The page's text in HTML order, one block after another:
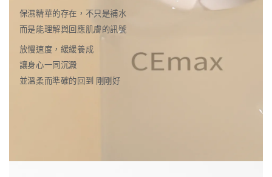
保濕精華的存在，不只是補水
而是能理解與回應肌膚的訊號
放慢速度，緩緩養成
讓身心一同沉澱
並溫柔而準確的回到 剛剛好